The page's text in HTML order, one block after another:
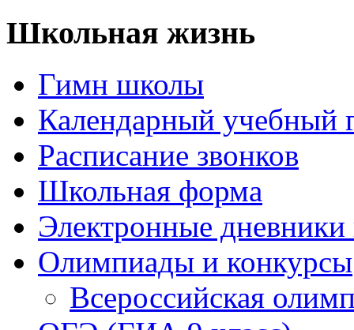
Школьная жизнь
Гимн школы
Календарный учебный
Расписание звонков
Школьная форма
Электронные
Олимпиады и конкурсы
Всероссийская